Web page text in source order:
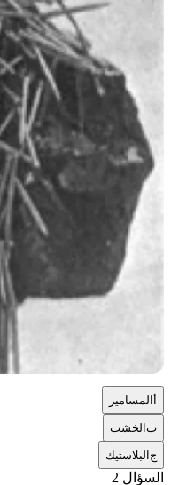
المسامير
بالخشب
جالبلاستيك
السؤال 2